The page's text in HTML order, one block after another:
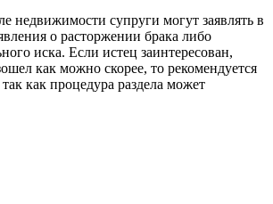
недвижимости супруги могут заявлять в
о расторжении брака либо
иска. Если истец заинтересован,
как можно скорее, то рекомендуется
как процедура раздела может